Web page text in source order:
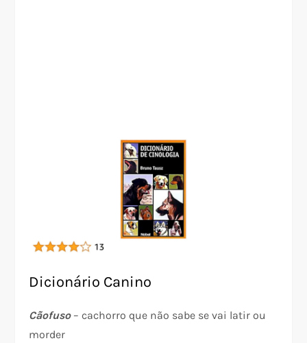
Dicionário Canino
Cãofuso– cachorro que não sabe se vai latir ou
morder